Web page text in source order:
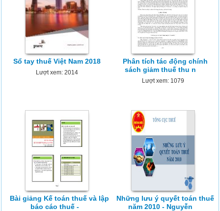
Sổ tay thuế Việt Nam 2018
Lượt xem: 2014
Phân tích tác động chính
sách giảm thuế thu n
Lượt xem: 1079
Bài giảng Kế toán thuế và lập
báo cáo thuế -
Những lưu ý quyết toán thuế
năm 2010 - Nguyễn